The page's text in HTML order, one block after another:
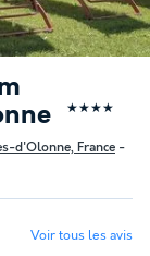
★★★★
d'Olonne, France -
Voir tous les avis